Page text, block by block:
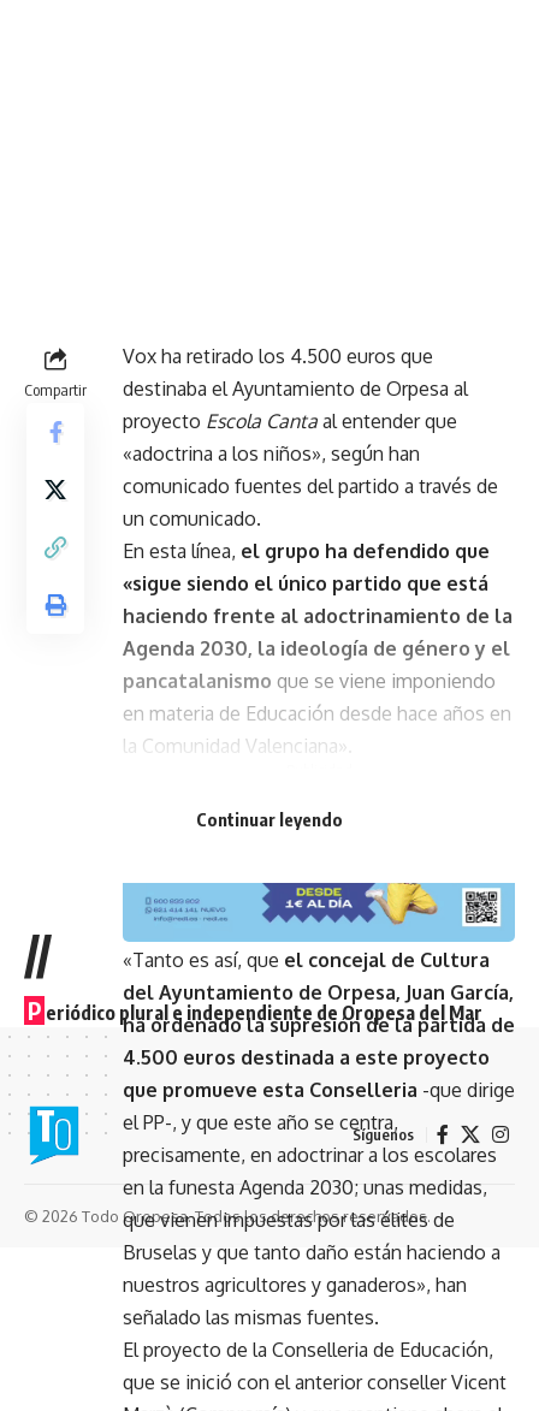
Compartir
Vox ha retirado los 4.500 euros que
destinaba el Ayuntamiento de Orpesa al
proyecto Escola Canta al entender que
«adoctrina a los niños», según han
comunicado fuentes del partido a través de
un comunicado.
En esta línea, el grupo ha defendido que
«sigue siendo el único partido que está
haciendo frente al adoctrinamiento de la
Agenda 2030, la ideología de género y el
pancatalanismo que se viene imponiendo
en materia de Educación desde hace años en
la Comunidad Valenciana».
«Tanto es así, que el concejal de Cultura
del Ayuntamiento de Orpesa, Juan García,
ha ordenado la supresión de la partida de
4.500 euros destinada a este proyecto
que promueve esta Conselleria -que dirige
el PP-, y que este año se centra,
precisamente, en adoctrinar a los escolares
en la funesta Agenda 2030; unas medidas,
que vienen impuestas por las élites de
Bruselas y que tanto daño están haciendo a
nuestros agricultores y ganaderos», han
señalado las mismas fuentes.
El proyecto de la Conselleria de Educación,
que se inició con el anterior conseller Vicent
Continuar leyendo
//
P eriódico plural e independiente de Oropesa del Mar
Síguenos
© 2026 Todo Oropesa. Todos los derechos reservados.